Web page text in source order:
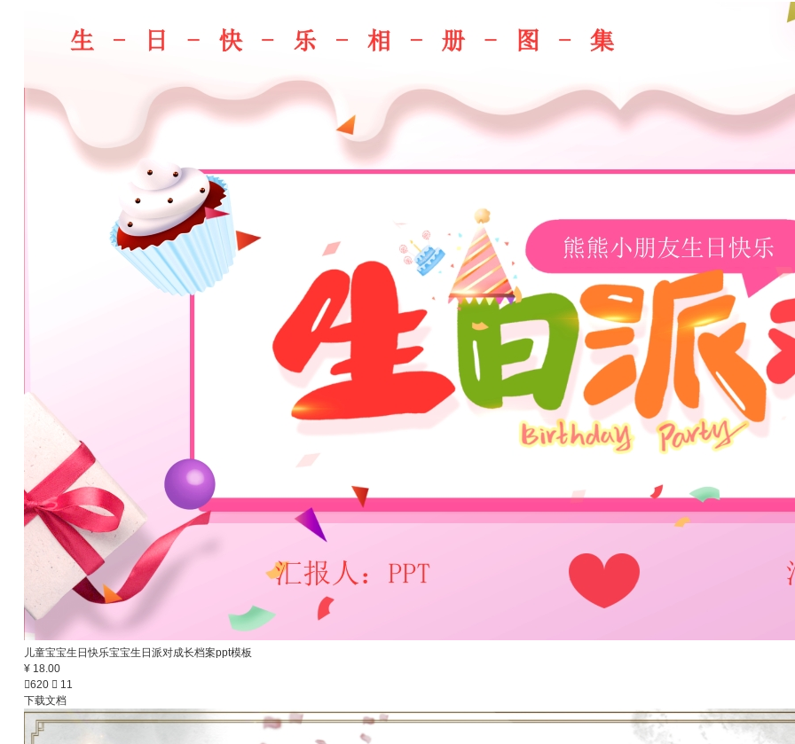
儿童宝宝生日快乐宝宝生日派对成长档案ppt模板
¥ 18.00
620  11
下载文档